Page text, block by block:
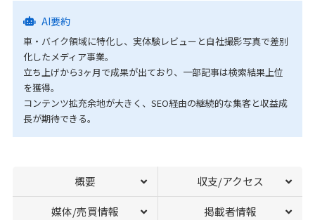
AI要約
車・バイク領域に特化し、実体験レビューと自社撮影写真で差別
化したメディア事業。
立ち上げから3ヶ月で成果が出ており、一部記事は検索結果上位
を獲得。
コンテンツ拡充余地が大きく、SEO経由の継続的な集客と収益成
長が期待できる。
概要 収支/アクセス
媒体/売買情報 掲載者情報